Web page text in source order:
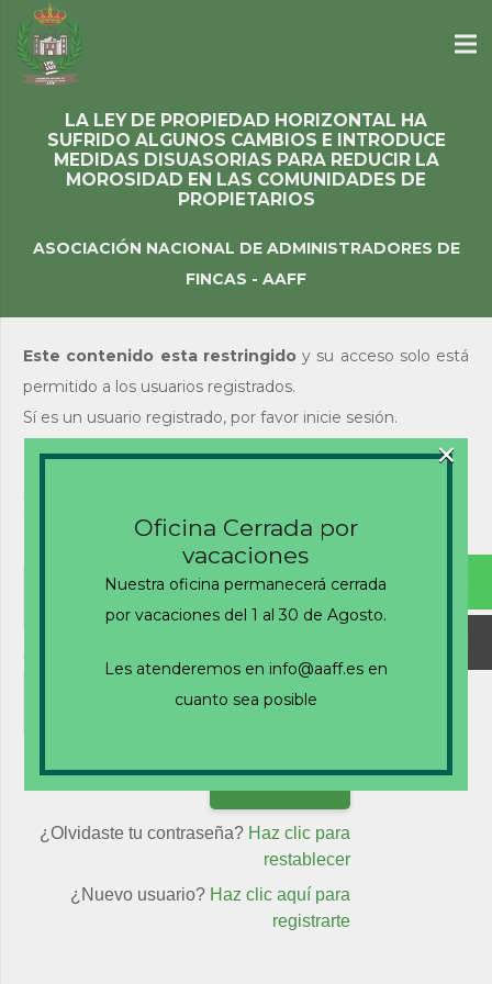
LA LEY DE PROPIEDAD HORIZONTAL HA
SUFRIDO ALGUNOS CAMBIOS E INTRODUCE
MEDIDAS DISUASORIAS PARA REDUCIR LA
MOROSIDAD EN LAS COMUNIDADES DE
PROPIETARIOS
ASOCIACIÓN NACIONAL DE ADMINISTRADORES DE
FINCAS - AAFF
Este contenido esta restringido y su acceso solo está
permitido a los usuarios registrados.
Sí es un usuario registrado, por favor inicie sesión.
existentes
Nombre de usuario o correo electrónico
¿Olvidaste tu contraseña? Haz clic para
restablecer
¿Nuevo usuario? Haz clic aquí para
registrarte
Oficina Cerrada por
vacaciones
Nuestra oficina permanecerá cerrada
por vacaciones del 1 al 30 de Agosto.
Les atenderemos en info@aaff.es en
cuanto sea posible
×